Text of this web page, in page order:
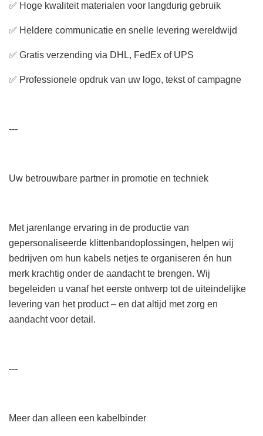
✅ Hoge kwaliteit materialen voor langdurig gebruik
✅ Heldere communicatie en snelle levering wereldwijd
✅ Gratis verzending via DHL, FedEx of UPS
✅ Professionele opdruk van uw logo, tekst of campagne
---
Uw betrouwbare partner in promotie en techniek
Met jarenlange ervaring in de productie van
gepersonaliseerde klittenbandoplossingen, helpen wij
bedrijven om hun kabels netjes te organiseren én hun
merk krachtig onder de aandacht te brengen. Wij
begeleiden u vanaf het eerste ontwerp tot de uiteindelijke
levering van het product – en dat altijd met zorg en
aandacht voor detail.
---
Meer dan alleen een kabelbinder